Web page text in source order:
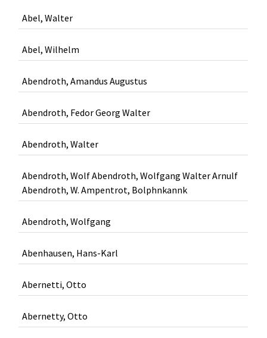
Abel, Walter
Abel, Wilhelm
Abendroth, Amandus Augustus
Abendroth, Fedor Georg Walter
Abendroth, Walter
Abendroth, Wolf Abendroth, Wolfgang Walter Arnulf
Abendroth, W. Ampentrot, Bolphnkannk
Abendroth, Wolfgang
Abenhausen, Hans-Karl
Abernetti, Otto
Abernetty, Otto